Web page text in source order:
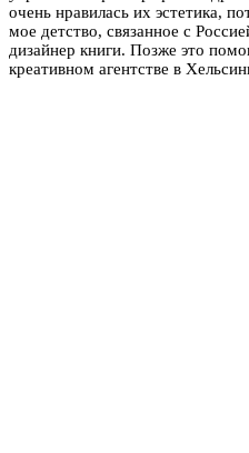
очень нравилась их эстетика,
мое детство, связанное с
дизайнер книги. Позже это
креативном агентстве в